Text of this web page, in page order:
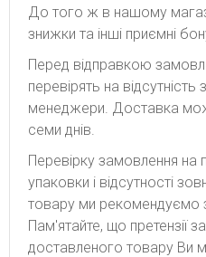
До того ж в нашому
знижки та інші приємні
Перед відправкою
перевірять на
менеджери. Доставка
семи днів.
Перевірку замовлення на
упаковки і відсутності
товару ми рекомендуємо
Пам'ятайте, що претензії
доставленого товару Ви